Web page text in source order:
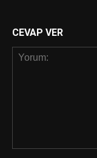
CEVAP VER